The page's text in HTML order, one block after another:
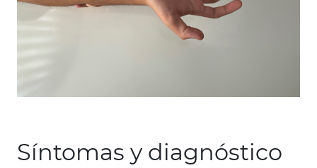
Síntomas y diagnóstico